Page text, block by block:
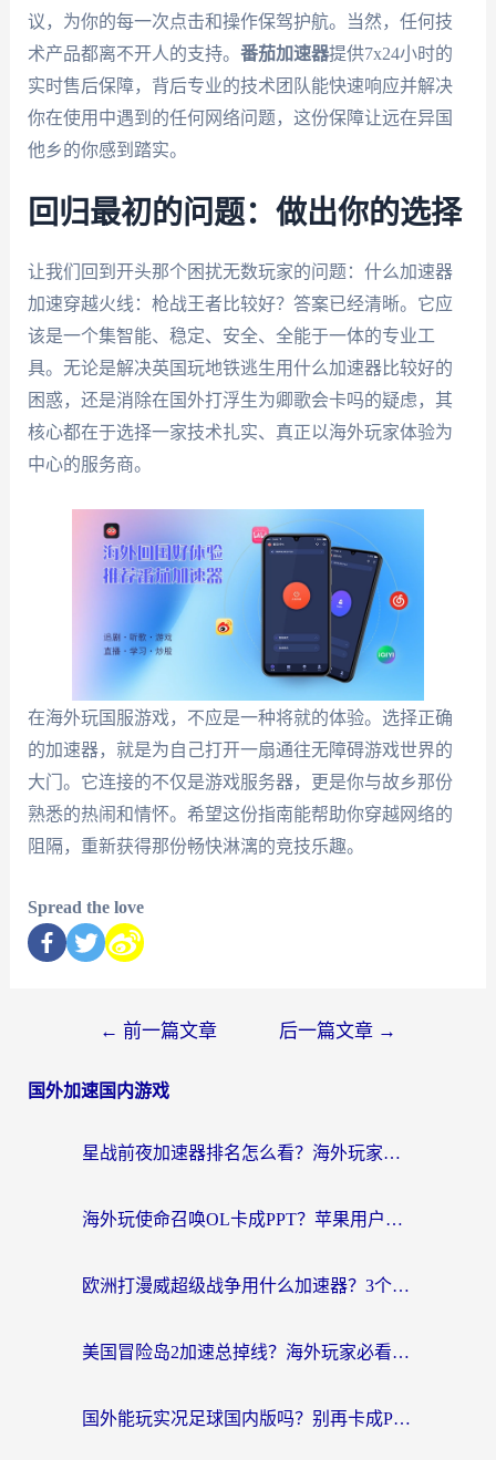
议，为你的每一次点击和操作保驾护航。当然，任何技
术产品都离不开人的支持。 番茄加速器提供7x24小时的
实时售后保障，背后专业的技术团队能快速响应并解决
你在使用中遇到的任何网络问题，这份保障让远在异国
他乡的你感到踏实。
回归最初的问题：做出你的选择
让我们回到开头那个困扰无数玩家的问题：什么加速器
加速穿越火线：枪战王者比较好？答案已经清晰。它应
该是一个集智能、稳定、安全、全能于一体的专业工
具。无论是解决英国玩地铁逃生用什么加速器比较好的
困惑，还是消除在国外打浮生为卿歌会卡吗的疑虑，其
核心都在于选择一家技术扎实、真正以海外玩家体验为
中心的服务商。
在海外玩国服游戏，不应是一种将就的体验。选择正确
的加速器，就是为自己打开一扇通往无障碍游戏世界的
大门。它连接的不仅是游戏服务器，更是你与故乡那份
熟悉的热闹和情怀。希望这份指南能帮助你穿越网络的
阻隔，重新获得那份畅快淋漓的竞技乐趣。
Spread the love
← 前一篇文章 后一篇文章 →
国外加速国内游戏
星战前夜加速器排名怎么看？海外玩家国服游戏畅玩终极指南（附欧洲玩跑跑我的起源解决方案）
海外玩使命召唤OL卡成PPT？苹果用户必看：使命召唤OL国外加速器下载苹果版指南
欧洲打漫威超级战争用什么加速器？3个海外游戏卡顿问题一次解决（附实测推荐）
美国冒险岛2加速总掉线？海外玩家必看的国服游戏加速器选择指南
国外能玩实况足球国内版吗？别再卡成PPT！海外党国服游戏加速全攻略